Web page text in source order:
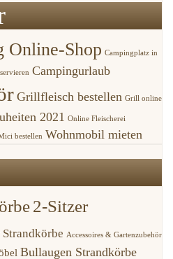
Online-Shop Campingplatz in
Campingurlaub
Grillfleisch bestellen Grill online
2021 Online Fleischerei
bestellen Wohnmobil mieten
2-Sitzer
Accessoires & Gartenzubehör
Bullaugen Strandkörbe